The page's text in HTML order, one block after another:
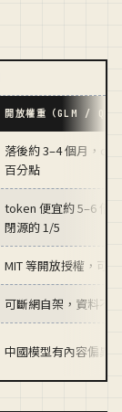
開放權重（GLM /
落後約 3–4 個月，
百分點
token 便宜約 5–6 倍
閉源的 1/5
MIT 等開放授權，可
可斷網自架，資料不
中國模型有內容偏異